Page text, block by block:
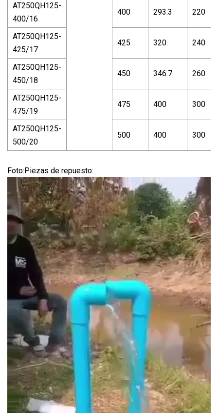
AT250QH125-
400/16
400 293.3 220
AT250QH125-
425/17
425 320 240
AT250QH125-
450/18
450 346.7 260
AT250QH125-
475/19
475 400 300
AT250QH125-
500/20
500 400 300
Foto:Piezas de repuesto: